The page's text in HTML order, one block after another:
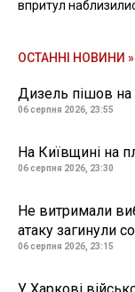
впритул
ОСТАННІ НОВИНИ »
Дизель пішов на
06 серпня 2026, 23:55
На Київщині на
06 серпня 2026, 23:30
Не витримали
атаку загинули
06 серпня 2026, 23:15